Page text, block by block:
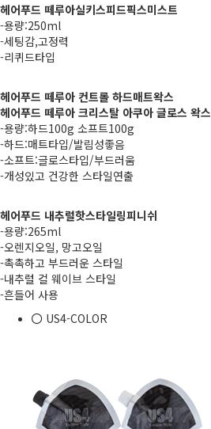
헤어푸드 떼루아실키스피드픽스미스트
-용량:250ml
-세팅감,고정력
-리퀴드타입
헤어푸드 떼루아 컨트롤 하드매트왁스
헤어푸드 떼루아 크리스탈 아쿠아 글로스 왁스
-용량:하드100g 소프트100g
-하드:매트타입/발림성좋음
-소프트:글로스타입/부드러움
-개성있고 건강한 스타일연출
헤어푸드 내추럴핫스타일링피니쉬
-용량:265ml
-오렌지오일, 망고오일
-촉촉하고 부드러운 스타일
-내추럴 컬 웨이브 스타일
-흔들어 사용
US4-COLOR